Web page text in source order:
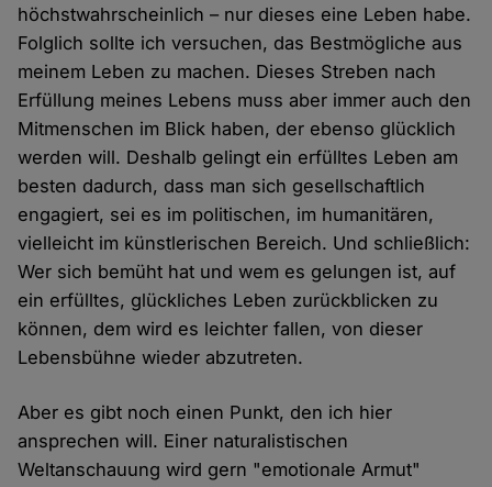
höchstwahrscheinlich – nur dieses eine Leben habe.
Folglich sollte ich versuchen, das Bestmögliche aus
meinem Leben zu machen. Dieses Streben nach
Erfüllung meines Lebens muss aber immer auch den
Mitmenschen im Blick haben, der ebenso glücklich
werden will. Deshalb gelingt ein erfülltes Leben am
besten dadurch, dass man sich gesellschaftlich
engagiert, sei es im politischen, im humanitären,
vielleicht im künstlerischen Bereich. Und schließlich:
Wer sich bemüht hat und wem es gelungen ist, auf
ein erfülltes, glückliches Leben zurückblicken zu
können, dem wird es leichter fallen, von dieser
Lebensbühne wieder abzutreten.
Aber es gibt noch einen Punkt, den ich hier
ansprechen will. Einer naturalistischen
Weltanschauung wird gern "emotionale Armut"